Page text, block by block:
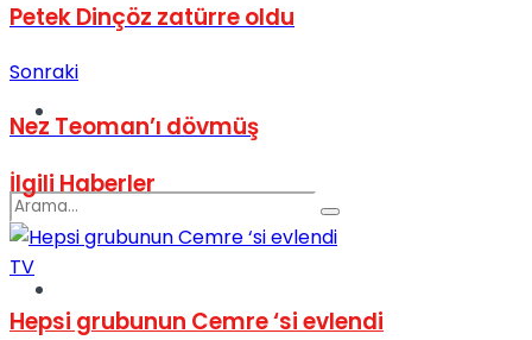
Dünya
No Result
Petek Dinçöz zatürre oldu
Sonraki
Nez Teoman’ı dövmüş
İlgiliHaberler
TV
Hepsi grubunun Cemre ‘si evlendi